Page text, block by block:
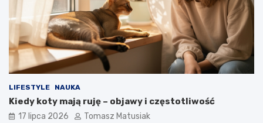
LIFESTYLE NAUKA
Kiedy koty mają ruję – objawy i częstotliwość
17 lipca 2026 Tomasz Matusiak